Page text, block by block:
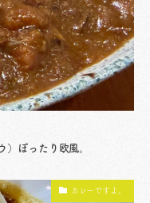
ぽったり欧風。
カレーですよ。